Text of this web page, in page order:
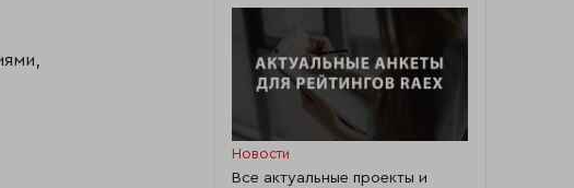
Новости
Все актуальные проекты и